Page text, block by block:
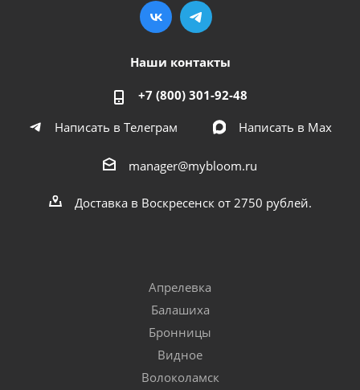
Наши контакты
+7 (800) 301-92-48
Написать в Телеграм
Написать в Мах
manager@mybloom.ru
Доставка в Воскресенск от 2750 рублей.
Апрелевка
Балашиха
Бронницы
Видное
Волоколамск